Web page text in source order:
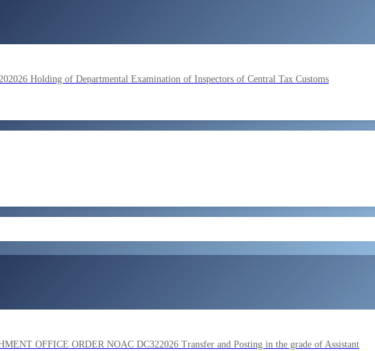
Holding of Departmental Examination of Inspectors of Central Tax Customs
on the basis of result of Combined Graduate Level Examination
OFFICE ORDER NOAC DC322026 Transfer and Posting in the grade of Assistant